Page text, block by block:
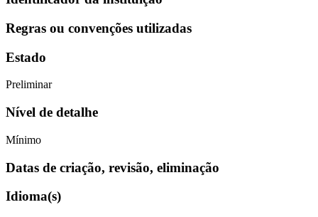
Regras ou convenções utilizadas
Estado
Preliminar
Nível de detalhe
Mínimo
Datas de criação, revisão, eliminação
Idioma(s)